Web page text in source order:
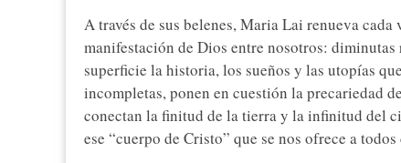
A través de sus belenes, Maria Lai renueva
manifestación de Dios entre nosotros:
superficie la historia, los sueños y las utopías
incompletas, ponen en cuestión la precariedad
conectan la finitud de la tierra y la infinitud del
ese “cuerpo de Cristo” que se nos ofrece a